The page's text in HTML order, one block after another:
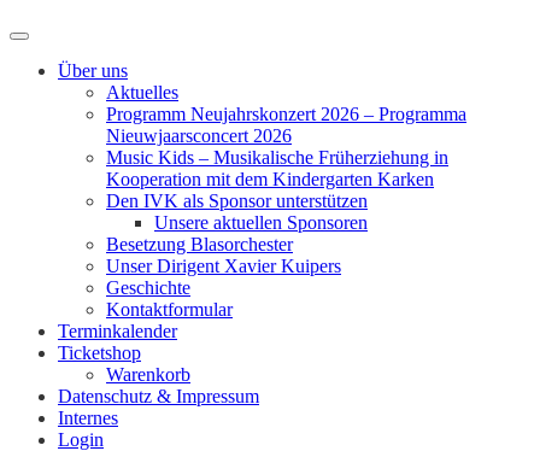
Über uns
Aktuelles
Programm Neujahrskonzert 2026 – Programma
Nieuwjaarsconcert 2026
Music Kids – Musikalische Früherziehung in
Kooperation mit dem Kindergarten Karken
Den IVK als Sponsor unterstützen
Unsere aktuellen Sponsoren
Besetzung Blasorchester
Unser Dirigent Xavier Kuipers
Geschichte
Kontaktformular
Terminkalender
Ticketshop
Warenkorb
Datenschutz & Impressum
Internes
Login